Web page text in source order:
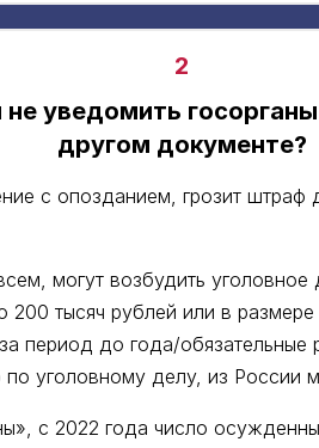
2
не уведомить
другом документе?
с опозданием, грозит штраф
могут возбудить уголовное
тысяч рублей или в размере
период до года/обязательные
уголовному делу, из России
с 2022 года число